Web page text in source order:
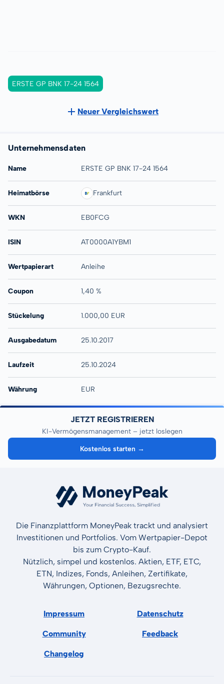
ERSTE GP BNK 17-24 1564
Neuer Vergleichswert
Unternehmensdaten
Name ERSTE GP BNK 17-24 1564
Heimatbörse Frankfurt
WKN EB0FCG
ISIN AT0000A1YBM1
Wertpapierart Anleihe
Coupon 1,40 %
Stückelung 1.000,00 EUR
Ausgabedatum 25.10.2017
Laufzeit 25.10.2024
Währung EUR
JETZT REGISTRIEREN
KI-Vermögensmanagement – jetzt loslegen
Kostenlos starten →
Die Finanzplattform MoneyPeak trackt und analysiert
Investitionen und Portfolios. Vom Wertpapier-Depot
bis zum Crypto-Kauf.
Nützlich, simpel und kostenlos. Aktien, ETF, ETC,
ETN, Indizes, Fonds, Anleihen, Zertifikate,
Währungen, Optionen, Bezugsrechte.
Impressum Datenschutz
Community Feedback
Changelog